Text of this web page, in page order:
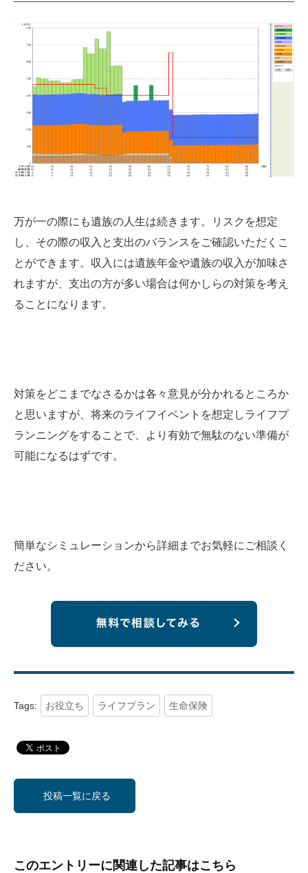
万が一の際にも遺族の人生は続きます。リスクを想定
し、その際の収入と支出のバランスをご確認いただくこ
とができます。収入には遺族年金や遺族の収入が加味さ
れますが、支出の方が多い場合は何かしらの対策を考え
ることになります。
対策をどこまでなさるかは各々意見が分かれるところか
と思いますが、将来のライフイベントを想定しライフプ
ランニングをすることで、より有効で無駄のない準備が
可能になるはずです。
簡単なシミュレーションから詳細までお気軽にご相談く
ださい。
Tags: お役立ち ライフプラン 生命保険
投稿一覧に戻る
このエントリーに関連した記事はこちら